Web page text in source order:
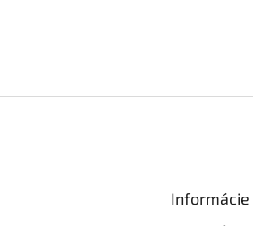
Informácie